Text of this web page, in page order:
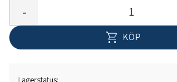
-
KÖP
Lagerstatus